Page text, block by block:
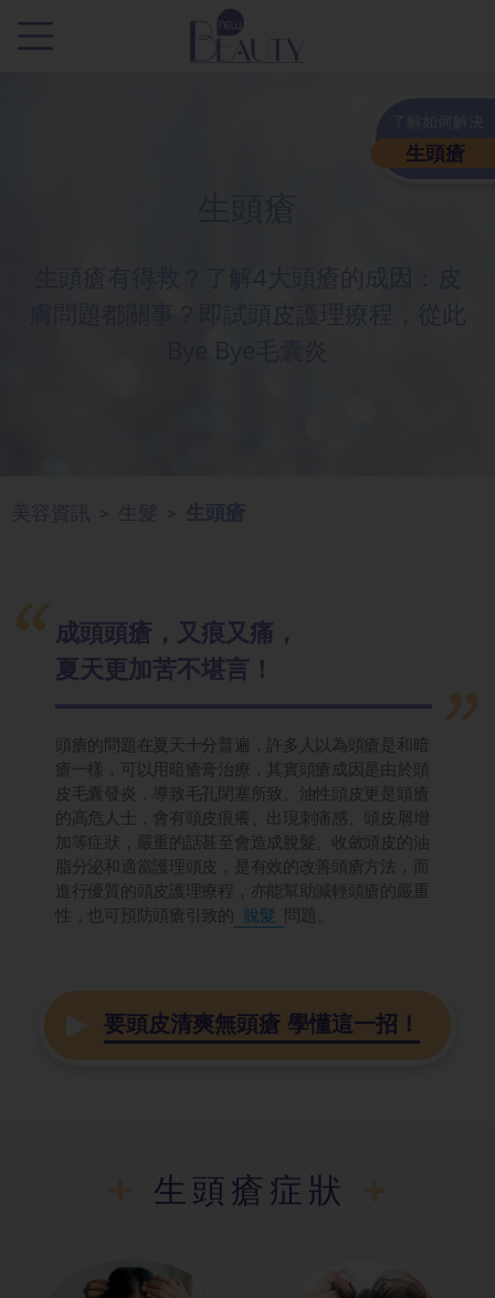
生頭瘡
> >
成頭頭瘡，又痕又痛，
夏天更加苦不堪言！
頭瘡的問題在夏天十分普遍，許多人以為頭瘡是和暗
瘡一樣，可以用暗瘡膏治療，其實頭瘡成因是由於頭
皮毛囊發炎，導致毛孔閉塞所致。油性頭皮更是頭瘡
的高危人士，會有頭皮痕癢、出現刺痛感、頭皮屑增
加等症狀，嚴重的話甚至會造成脫髮。收斂頭皮的油
脂分泌和適當護理頭皮，是有效的改善頭瘡方法，而
進行優質的頭皮護理療程，亦能幫助減輕頭瘡的嚴重
性，也可預防頭瘡引致的
脫髮 問題。
要頭皮清爽無頭瘡 學懂這一招！
生頭瘡症狀